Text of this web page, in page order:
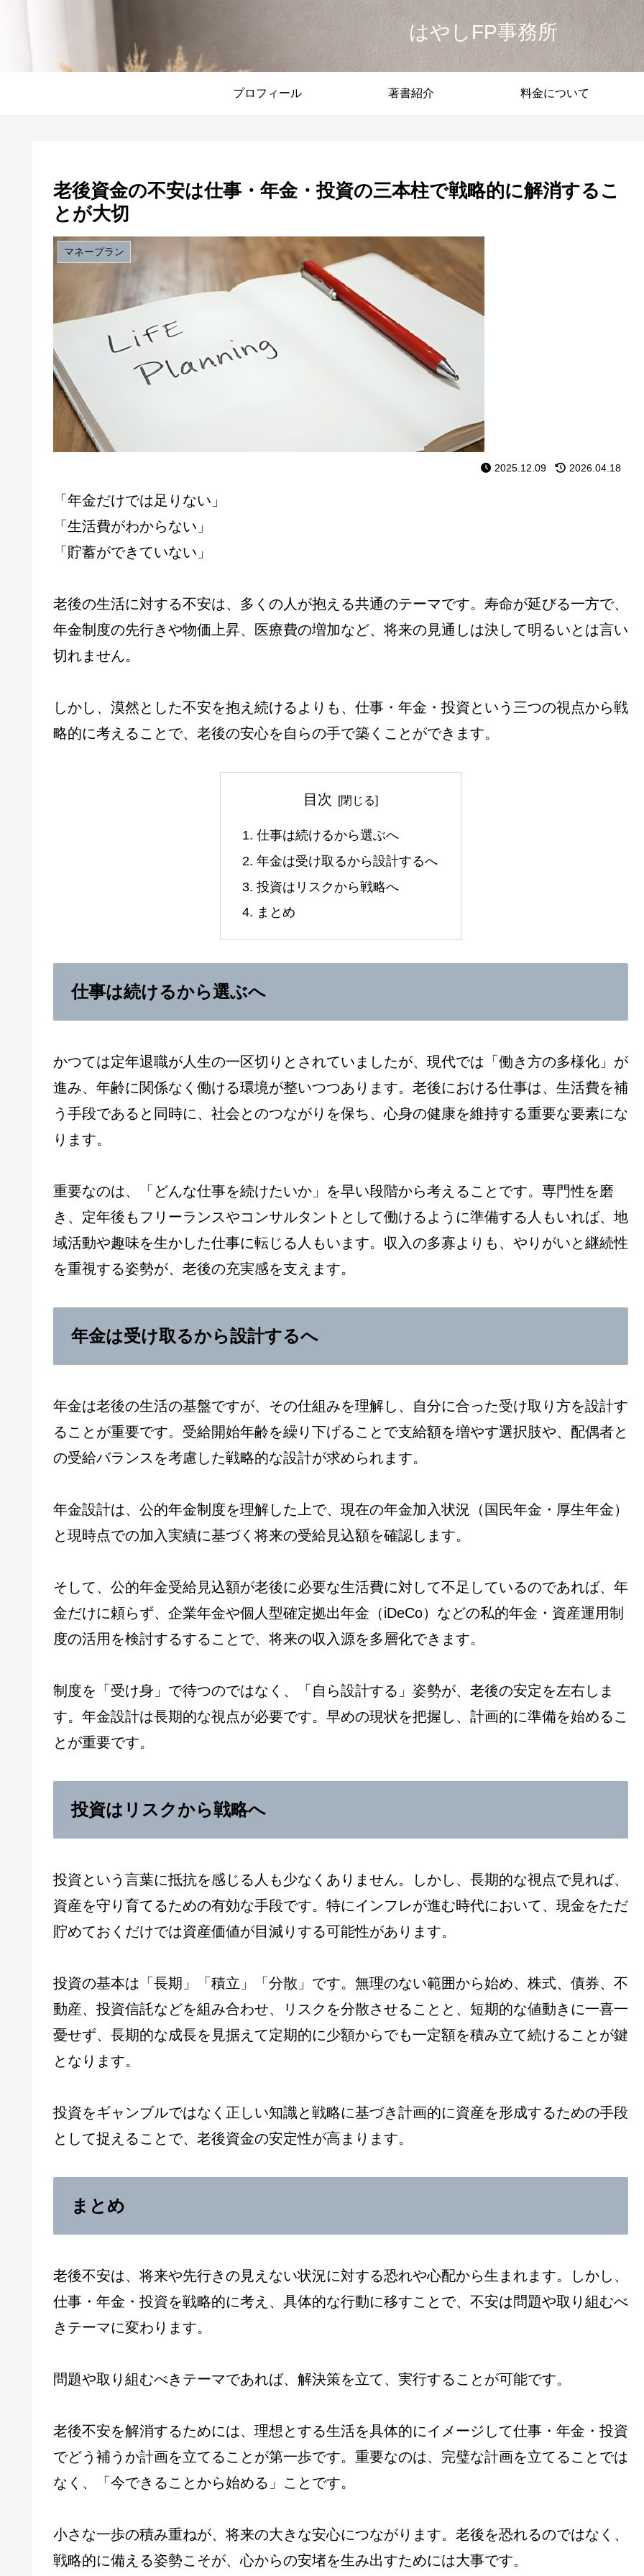
はやしFP事務所
プロフィール 著書紹介 料金について
老後資金の不安は仕事・年金・投資の三本柱で戦略的に解消するこ
とが大切
マネープラン
2025.12.09 2026.04.18
「年金だけでは足りない」
「生活費がわからない」
「貯蓄ができていない」
老後の生活に対する不安は、多くの人が抱える共通のテーマです。寿命が延びる一方で、
年金制度の先行きや物価上昇、医療費の増加など、将来の見通しは決して明るいとは言い
切れません。
しかし、漠然とした不安を抱え続けるよりも、仕事・年金・投資という三つの視点から戦
略的に考えることで、老後の安心を自らの手で築くことができます。
目次
仕事は続けるから選ぶへ
年金は受け取るから設計するへ
投資はリスクから戦略へ
まとめ
仕事は続けるから選ぶへ
かつては定年退職が人生の一区切りとされていましたが、現代では「働き方の多様化」が
進み、年齢に関係なく働ける環境が整いつつあります。老後における仕事は、生活費を補
う手段であると同時に、社会とのつながりを保ち、心身の健康を維持する重要な要素にな
ります。
重要なのは、「どんな仕事を続けたいか」を早い段階から考えることです。専門性を磨
き、定年後もフリーランスやコンサルタントとして働けるように準備する人もいれば、地
域活動や趣味を生かした仕事に転じる人もいます。収入の多寡よりも、やりがいと継続性
を重視する姿勢が、老後の充実感を支えます。
年金は受け取るから設計するへ
年金は老後の生活の基盤ですが、その仕組みを理解し、自分に合った受け取り方を設計す
ることが重要です。受給開始年齢を繰り下げることで支給額を増やす選択肢や、配偶者と
の受給バランスを考慮した戦略的な設計が求められます。
年金設計は、公的年金制度を理解した上で、現在の年金加入状況（国民年金・厚生年金）
と現時点での加入実績に基づく将来の受給見込額を確認します。
そして、公的年金受給見込額が老後に必要な生活費に対して不足しているのであれば、年
金だけに頼らず、企業年金や個人型確定拠出年金（iDeCo）などの私的年金・資産運用制
度の活用を検討するすることで、将来の収入源を多層化できます。
制度を「受け身」で待つのではなく、「自ら設計する」姿勢が、老後の安定を左右しま
す。年金設計は長期的な視点が必要です。早めの現状を把握し、計画的に準備を始めるこ
とが重要です。
投資はリスクから戦略へ
投資という言葉に抵抗を感じる人も少なくありません。しかし、長期的な視点で見れば、
資産を守り育てるための有効な手段です。特にインフレが進む時代において、現金をただ
貯めておくだけでは資産価値が目減りする可能性があります。
投資の基本は「長期」「積立」「分散」です。無理のない範囲から始め、株式、債券、不
動産、投資信託などを組み合わせ、リスクを分散させることと、短期的な値動きに一喜一
憂せず、長期的な成長を見据えて定期的に少額からでも一定額を積み立て続けることが鍵
となります。
投資をギャンブルではなく正しい知識と戦略に基づき計画的に資産を形成するための手段
として捉えることで、老後資金の安定性が高まります。
まとめ
老後不安は、将来や先行きの見えない状況に対する恐れや心配から生まれます。しかし、
仕事・年金・投資を戦略的に考え、具体的な行動に移すことで、不安は問題や取り組むべ
きテーマに変わります。
問題や取り組むべきテーマであれば、解決策を立て、実行することが可能です。
老後不安を解消するためには、理想とする生活を具体的にイメージして仕事・年金・投資
でどう補うか計画を立てることが第一歩です。重要なのは、完璧な計画を立てることでは
なく、「今できることから始める」ことです。
小さな一歩の積み重ねが、将来の大きな安心につながります。老後を恐れるのではなく、
戦略的に備える姿勢こそが、心からの安堵を生み出すためには大事です。